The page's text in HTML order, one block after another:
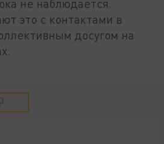
не наблюдается.
это с контактами в
досугом на